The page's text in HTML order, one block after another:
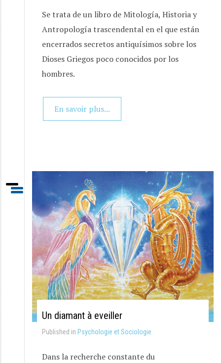
Se trata de un libro de Mitología, Historia y
Antropología trascendental en el que están
encerrados secretos antiquísimos sobre los
Dioses Griegos poco conocidos por los
hombres.
En savoir plus...
Un diamant à eveiller
Published in Psychologie et Sociologie
Dans la recherche constante du